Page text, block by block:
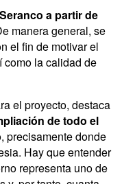
a partir de
manera general, se
el fin de motivar el
la calidad de
el proyecto, destaca
de todo el
precisamente donde
Hay que entender
representa uno de